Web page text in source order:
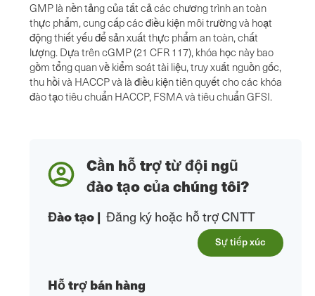
GMP là nền tảng của tất cả các chương trình an toàn
thực phẩm, cung cấp các điều kiện môi trường và hoạt
động thiết yếu để sản xuất thực phẩm an toàn, chất
lượng. Dựa trên cGMP (21 CFR 117), khóa học này bao
gồm tổng quan về kiểm soát tài liệu, truy xuất nguồn gốc,
thu hồi và HACCP và là điều kiện tiên quyết cho các khóa
đào tạo tiêu chuẩn HACCP, FSMA và tiêu chuẩn GFSI.
Cần hỗ trợ từ đội ngũ
đào tạo của chúng tôi?
Đào tạo| Đăng ký hoặc hỗ trợ CNTT
Sự tiếp xúc
Hỗ trợ bán hàng